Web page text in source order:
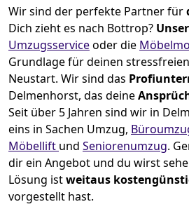
Wir sind der perfekte Partner für
Dich zieht es nach Bottrop?
Umzugsserviceoder die
Grundlage für deinen
Neustart. Wir sind das
Delmenhorst, das deine
Seit über 5 Jahren sind wir in
eins in Sachen Umzug,
Möbellift und Seniorenumzug.
dir ein Angebot und du wirst
Lösung istweitaus
vorgestellt hast.